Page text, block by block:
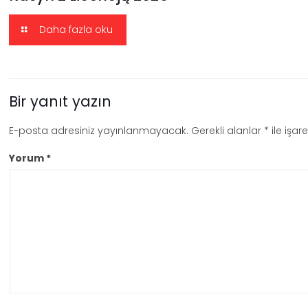
Daha fazla oku
Bir yanıt yazın
E-posta adresiniz yayınlanmayacak. Gerekli alanlar * ile
Yorum *